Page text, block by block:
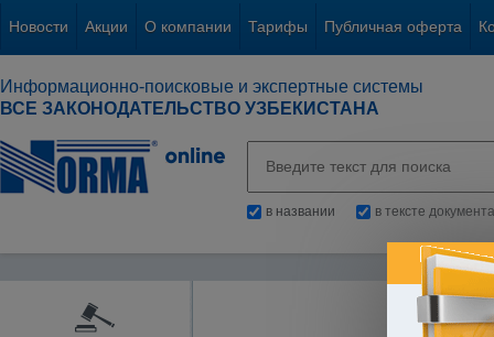
Новости Акции О компании Тарифы Публичная оферта
Информационно-поисковые и экспертные системы
ВСЕ ЗАКОНОДАТЕЛЬСТВО УЗБЕКИСТАНА
в названии в тексте документа